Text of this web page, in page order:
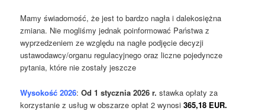
Mamy świadomość, że jest to bardzo nagła i dalekosiężna
zmiana. Nie mogliśmy jednak poinformować Państwa z
wyprzedzeniem ze względu na nagłe podjęcie decyzji
ustawodawcy/organu regulacyjnego oraz liczne pojedyncze
pytania, które nie zostały jeszcze
Wysokość 2026:Od 1 stycznia 2026 r. stawka opłaty za
korzystanie z usług w obszarze opłat 2 wynosi365,18 EUR.